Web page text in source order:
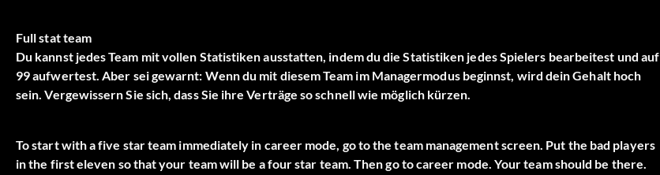
Full stat team
Du kannst jedes Team mit vollen Statistiken ausstatten, indem du die Statistiken jedes Spielers bearbeitest und auf
99 aufwertest. Aber sei gewarnt: Wenn du mit diesem Team im Managermodus beginnst, wird dein Gehalt hoch
sein. Vergewissern Sie sich, dass Sie ihre Verträge so schnell wie möglich kürzen.
To start with a five star team immediately in career mode, go to the team management screen. Put the bad players
in the first eleven so that your team will be a four star team. Then go to career mode. Your team should be there.